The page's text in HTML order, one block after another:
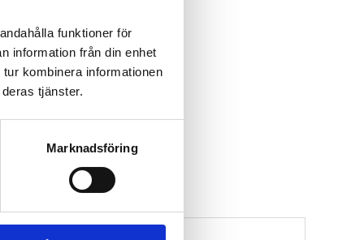
funktioner för
information från din enhet
kombinera informationen
tjänster.
Marknadsföring